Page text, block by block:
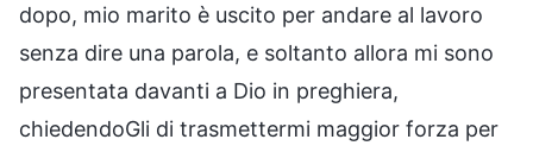
dopo, mio marito è uscito per andare al lavoro
senza dire una parola, e soltanto allora mi sono
presentata davanti a Dio in preghiera,
chiedendoGli di trasmettermi maggior forza per